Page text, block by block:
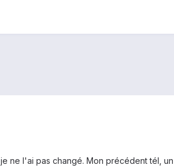
ne l'ai pas changé. Mon précédent tél,